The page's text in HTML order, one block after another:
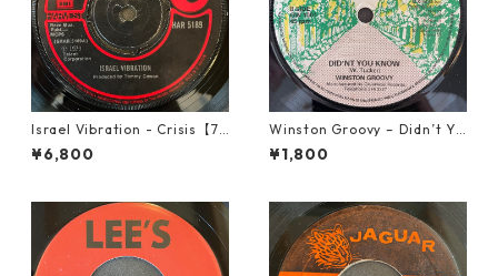
Israel Vibration - Crisis【7-
21895】
¥6,800
Winston Groovy – Didn’t Yo
u Know【7-21811】
¥1,800